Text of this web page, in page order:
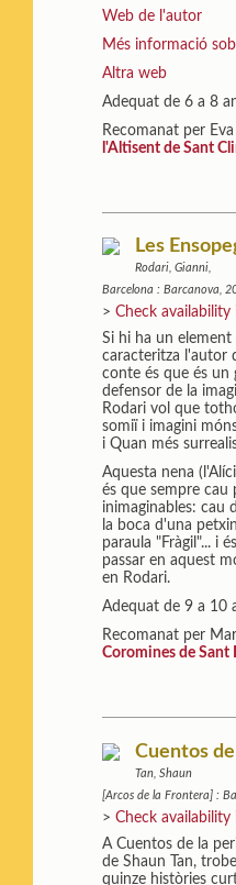
Web de l'autor
Més informació
Altra web
Adequat de 6 a 8
Recomanat per
l'Altisent de Sant
Les
Rodari, Gianni,
Barcelona : Barcanova,
>Check availability
Si hi ha un element
caracteritza l'autor
conte és que és un
defensor de la
Rodari vol que
somiï i imagini
i Quan més
Aquesta nena
és que sempre
inimaginables: cau
la boca d'una
paraula "Fràgil"... i
passar en aquest
en Rodari.
Adequat de 9 a 10
Recomanat per
Coromines de Sant
Cuentos
Tan, Shaun
[Arcos de la Frontera] :
>Check availability
A Cuentos de la
de Shaun Tan,
quinze històries